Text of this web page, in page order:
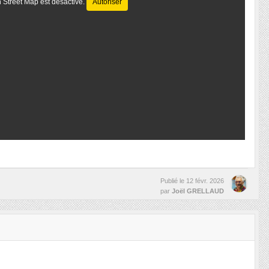
Street Map est désactivé. Autoriser
Publié le 12 févr. 2026
par Joël GRELLAUD